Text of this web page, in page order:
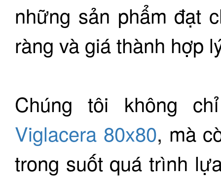
những sản phẩm đạt
ràng và giá thành hợp
Chúng tôi không
Viglacera 80x80, mà
trong suốt quá trình